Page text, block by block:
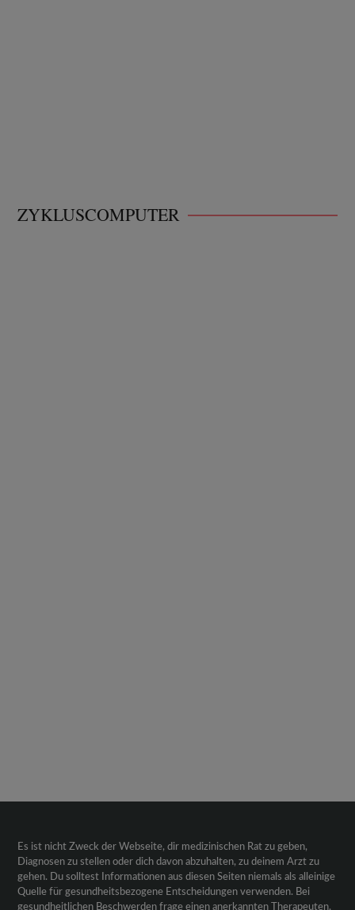
ZYKLUSCOMPUTER
Es ist nicht Zweck der Webseite, dir medizinischen Rat zu geben,
Diagnosen zu stellen oder dich davon abzuhalten, zu deinem Arzt zu
gehen. Du solltest Informationen aus diesen Seiten niemals als alleinige
Quelle für gesundheitsbezogene Entscheidungen verwenden. Bei
gesundheitlichen Beschwerden frage einen anerkannten Therapeuten,